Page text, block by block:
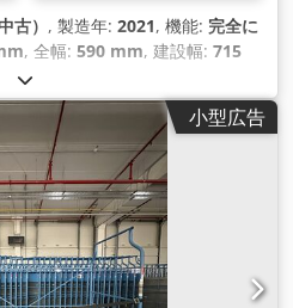
古） , 製造年: 2021, 機能: 完全に
, 全幅: 590 mm, 建設幅: 715
ート長さ:
小型広告